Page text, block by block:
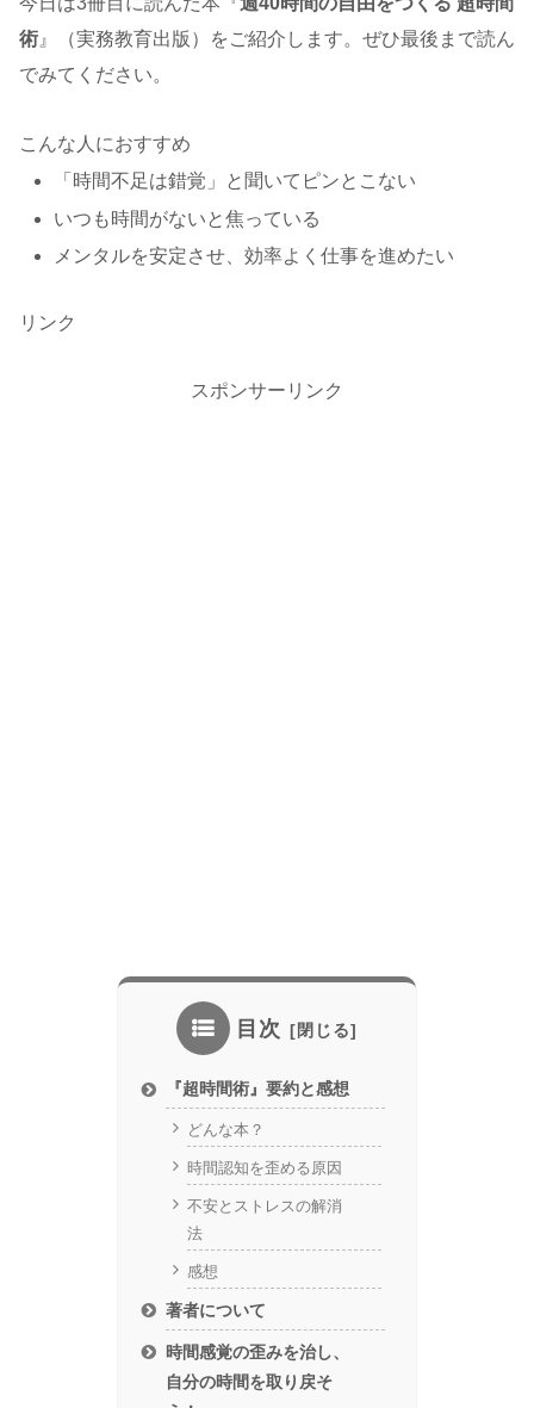
術 』（実務教育出版）をご紹介します。ぜひ最後まで読ん
でみてください。
こんな人におすすめ
「時間不足は錯覚」と聞いてピンとこない
いつも時間がないと焦っている
メンタルを安定させ、効率よく仕事を進めたい
リンク
スポンサーリンク
目次
『超時間術』要約と感想
どんな本？
時間認知を歪める原因
不安とストレスの解消
法
感想
著者について
時間感覚の歪みを治し、
自分の時間を取り戻そ